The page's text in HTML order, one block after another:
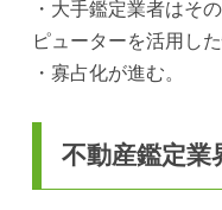
・大手鑑定業者はそ
ピューターを活用し
・寡占化が進む。
不動産鑑定業